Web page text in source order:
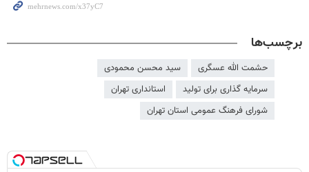
برچسب‌ها
حشمت الله عسگری
سید محسن محمودی
سرمایه گذاری برای تولید
استانداری تهران
شورای فرهنگ عمومی استان تهران